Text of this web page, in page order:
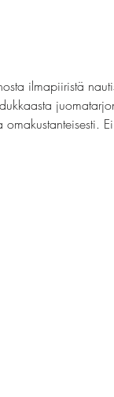
ilmapiiristä